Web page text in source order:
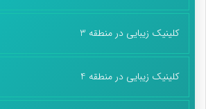
کلینیک زیبایی در منطقه 3
کلینیک زیبایی در منطقه 4